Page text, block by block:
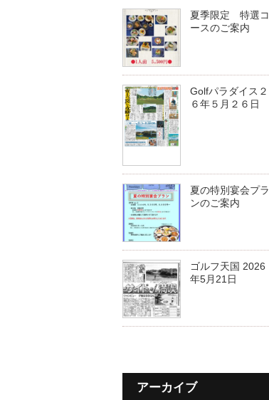
夏季限定 特選コ
ースのご案内
Golfパラダイス２
６年５月２６日
夏の特別宴会プラ
ンのご案内
ゴルフ天国 2026
年5月21日
アーカイブ